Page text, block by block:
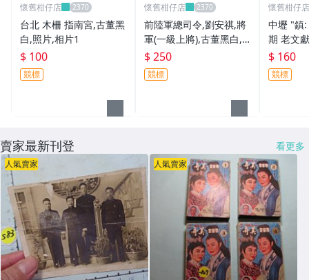
懷舊柑仔店
台北 木柵 指南宮,古董黑
白,照片,相片1
$ 100
競標
懷舊柑仔店
前陸軍總司令,劉安祺,將
軍(一級上將),古董黑白,
照片,相片**稀少品14
$ 250
競標
懷舊柑仔店
中壢 "鎮
期 老文
$ 160
競標
賣家最新刊登 看更多
人氣賣家 人氣賣家